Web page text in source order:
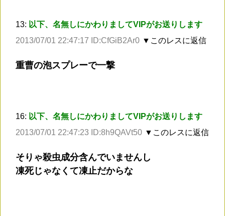
13: 以下、名無しにかわりましてVIPがお送りします
2013/07/01 22:47:17 ID:CfGiB2Ar0 ▼このレスに返信
重曹の泡スプレーで一撃
16: 以下、名無しにかわりましてVIPがお送りします
2013/07/01 22:47:23 ID:8h9QAVt50 ▼このレスに返信
そりゃ殺虫成分含んでいませんし
凍死じゃなくて凍止だからな